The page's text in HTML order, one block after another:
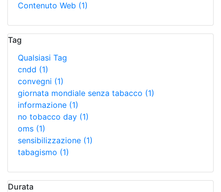
Contenuto Web (1)
Tag
Qualsiasi Tag
cndd (1)
convegni (1)
giornata mondiale senza tabacco (1)
informazione (1)
no tobacco day (1)
oms (1)
sensibilizzazione (1)
tabagismo (1)
Durata